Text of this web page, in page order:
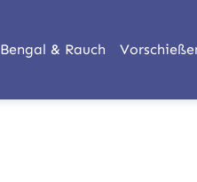
Bengal & Rauch